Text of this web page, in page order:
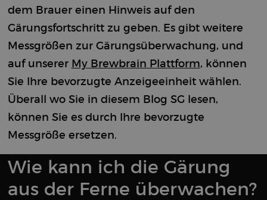
dem Brauer einen Hinweis auf den
Gärungsfortschritt zu geben. Es gibt weitere
Messgrößen zur Gärungsüberwachung, und
auf unserer My Brewbrain Plattform, können
Sie Ihre bevorzugte Anzeigeeinheit wählen.
Überall wo Sie in diesem Blog SG lesen,
können Sie es durch Ihre bevorzugte
Messgröße ersetzen.
Wie kann ich die Gärung
aus der Ferne überwachen?